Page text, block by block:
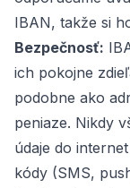
IBAN, takže si
Bezpečnosť:
ich pokojne
podobne ako
peniaze. Nikdy
údaje do
kódy (SMS,